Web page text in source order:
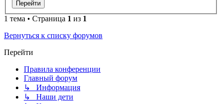
1 тема • Страница 1 из 1
Вернуться к списку форумов
Перейти
Правила конференции
Главный форум
↳ Информация
↳ Наши дети